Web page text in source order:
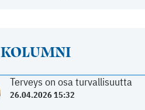
KOLUMNI
Terveys on osa turvallisuutta
26.04.2026 15:32